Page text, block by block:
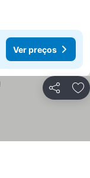
Ver preços
Partilhar